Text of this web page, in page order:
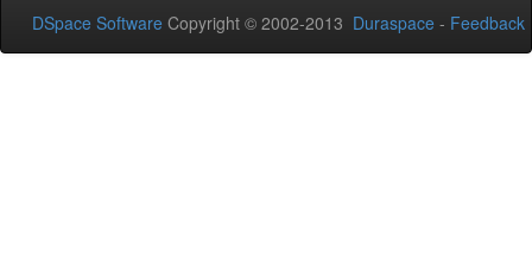
DSpace Software Copyright © 2002-2013 Duraspace - Feedback